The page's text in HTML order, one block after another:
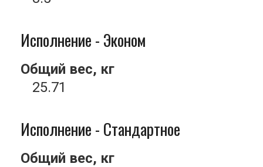
Исполнение - Эконом
Общий вес, кг
25.71
Исполнение - Стандартное
Общий вес, кг